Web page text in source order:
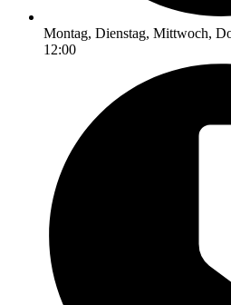
Montag, Dienstag, Mittwoch,
12:00